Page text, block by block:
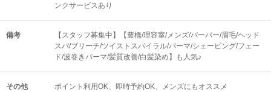
ンクサービスあり
備考
【スタッフ募集中】【豊橋/理容室/メンズ/バーバー/眉毛/ヘッド
スパ/ブリーチ/ツイストスパイラル/パーマ/シェービング/フェー
ド/波巻きパーマ/髪質改善/白髪染め】も人気♪
その他 ポイント利用OK 即時予約OK メンズにもオススメ